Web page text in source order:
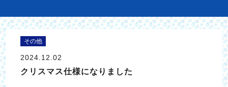
その他
2024.12.02
クリスマス仕様になりました